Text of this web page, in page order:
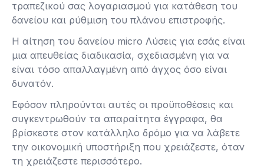
τραπεζικού σας λογαριασμού για κατάθεση του
δανείου και ρύθμιση του πλάνου επιστροφής.
Η αίτηση του δανείου micro Λύσεις για εσάς είναι
μια απευθείας διαδικασία, σχεδιασμένη για να
είναι τόσο απαλλαγμένη από άγχος όσο είναι
δυνατόν.
Εφόσον πληρούνται αυτές οι προϋποθέσεις και
συγκεντρωθούν τα απαραίτητα έγγραφα, θα
βρίσκεστε στον κατάλληλο δρόμο για να λάβετε
την οικονομική υποστήριξη που χρειάζεστε, όταν
τη χρειάζεστε περισσότερο.